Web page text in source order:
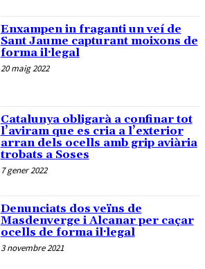
Enxampen in fraganti un veí de
Sant Jaume capturant moixons de
forma il·legal
20 maig 2022
Catalunya obligarà a confinar tot
l’aviram que es cria a l’exterior
arran dels ocells amb grip aviària
trobats a Soses
7 gener 2022
Denunciats dos veïns de
Masdenverge i Alcanar per caçar
ocells de forma il·legal
3 novembre 2021